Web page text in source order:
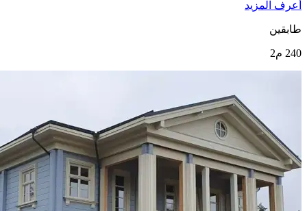
أعرف المزيد
طابقين
240 م2